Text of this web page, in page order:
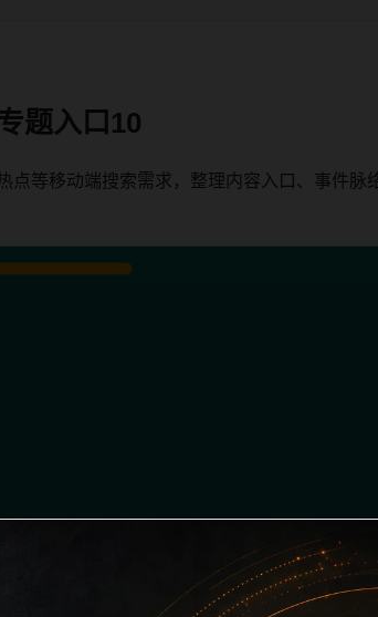
题入口10
等移动端搜索需求，整理内容入口、事件脉